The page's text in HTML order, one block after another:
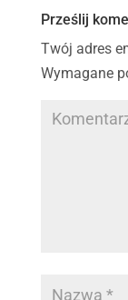
Prześlij
Twój adres
Wymagane